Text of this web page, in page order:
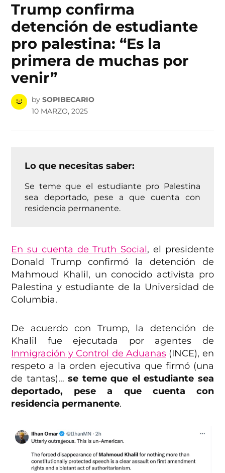
Trump confirma
detención de estudiante
pro palestina: “Es la
primera de muchas por
venir”
by SOPIBECARIO
10 MARZO, 2025
Lo que necesitas saber:
Se teme que el estudiante pro Palestina
sea deportado, pese a que cuenta con
residencia permanente.
En su cuenta de Truth Social, el presidente
Donald Trump confirmó la detención de
Mahmoud Khalil, un conocido activista pro
Palestina y estudiante de la Universidad de
Columbia.
De acuerdo con Trump, la detención de
Khalil fue ejecutada por agentes de
Inmigración y Control de Aduanas(INCE), en
respeto a la orden ejecutiva que firmó (una
de tantas)… se teme que el estudiante sea
deportado, pese a que cuenta con
residencia permanente.